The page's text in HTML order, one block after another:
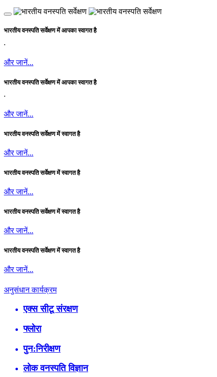
भारतीय वनस्पति सर्वेक्षण में आपका स्वागत है
.
और जानें...
भारतीय वनस्पति सर्वेक्षण में आपका स्वागत है
.
और जानें...
भारतीय वनस्पति सर्वेक्षण में स्वागत है
और जानें...
भारतीय वनस्पति सर्वेक्षण में स्वागत है
और जानें...
भारतीय वनस्पति सर्वेक्षण में स्वागत है
और जानें...
भारतीय वनस्पति सर्वेक्षण में स्वागत है
और जानें...
अनुसंधान कार्यक्रम
एक्स सीटू संरक्षण
फ्लोरा
पुन:निरीक्षण
लोक वनस्पति विज्ञान